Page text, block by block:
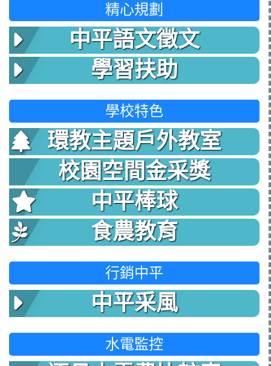
精心規劃
中平語文徵文
學習扶助
學校特色
環教主題戶外教室
校園空間金采獎
中平棒球
食農教育
行銷中平
中平采風
水電監控